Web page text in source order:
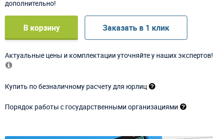
дополнительно!
В корзину Заказать в 1 клик
Актуальные цены и комплектации уточняйте у наших экспертов!
Купить по безналичному расчету для юрлиц
Порядок работы с государственными организациями